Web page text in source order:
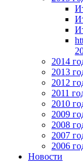
2014
2013
2012
2011
2010
2009
2008
2007
2006
Новости